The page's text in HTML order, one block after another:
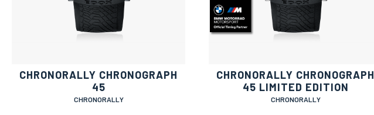
CHRONORALLY CHRONOGRAPH
45
CHRONORALLY
CHRONORALLY CHRONOGRAPH
45 LIMITED EDITION
CHRONORALLY